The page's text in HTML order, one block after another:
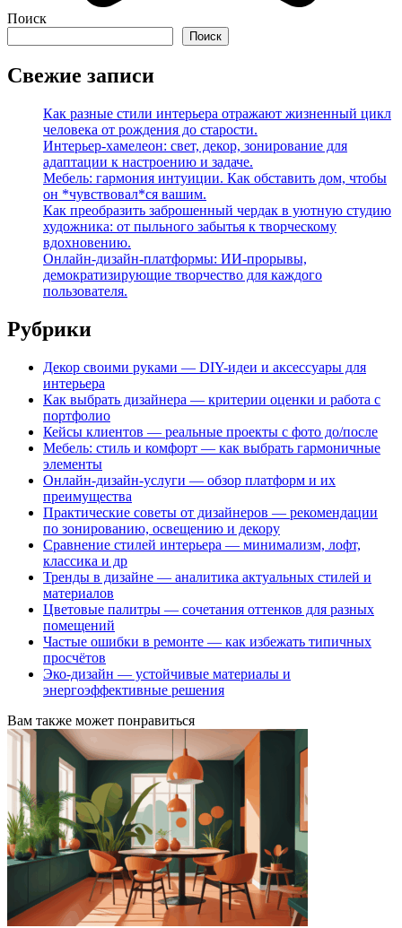
Поиск
Поиск
Свежие записи
Как разные стили интерьера отражают жизненный цикл
человека от рождения до старости.
Интерьер-хамелеон: свет, декор, зонирование для
адаптации к настроению и задаче.
Мебель: гармония интуиции. Как обставить дом, чтобы
он *чувствовал*ся вашим.
Как преобразить заброшенный чердак в уютную студию
художника: от пыльного забытья к творческому
вдохновению.
Онлайн-дизайн-платформы: ИИ-прорывы,
демократизирующие творчество для каждого
пользователя.
Рубрики
Декор своими руками — DIY-идеи и аксессуары для
интерьера
Как выбрать дизайнера — критерии оценки и работа с
портфолио
Кейсы клиентов — реальные проекты с фото до/после
Мебель: стиль и комфорт — как выбрать гармоничные
элементы
Онлайн-дизайн-услуги — обзор платформ и их
преимущества
Практические советы от дизайнеров — рекомендации
по зонированию, освещению и декору
Сравнение стилей интерьера — минимализм, лофт,
классика и др
Тренды в дизайне — аналитика актуальных стилей и
материалов
Цветовые палитры — сочетания оттенков для разных
помещений
Частые ошибки в ремонте — как избежать типичных
просчётов
Эко-дизайн — устойчивые материалы и
энергоэффективные решения
Вам также может понравиться